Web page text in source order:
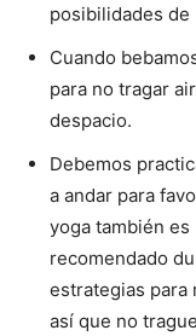
posibilidades de
Cuando
para no tragar
despacio.
Debemos
a andar para
yoga también
recomendado
estrategias para
así que no